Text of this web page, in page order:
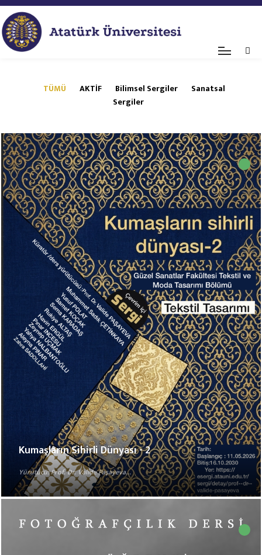
TÜMÜ AKTİF Bilimsel Sergiler
Sanatsal
Sergiler
Kumaşların Sihirli Dünyası - 2
Yürütücü: Prof. Dr. Valide Paşayeva...